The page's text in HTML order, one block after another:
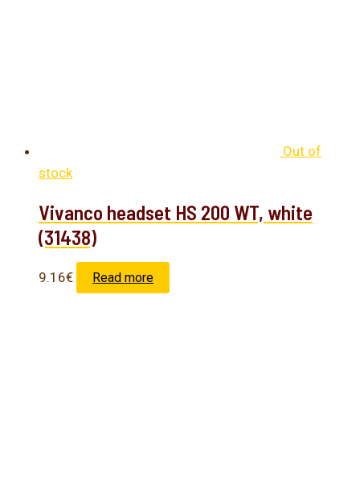
Out of
stock
Vivanco headset HS 200 WT, white
(31438)
9.16€ Read more